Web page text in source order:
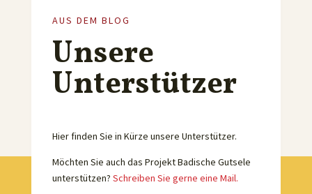
AUS DEM BLOG
Unsere
Unterstützer
Hier finden Sie in Kürze unsere Unterstützer.
Möchten Sie auch das Projekt Badische Gutsele
unterstützen? Schreiben Sie gerne eine Mail.